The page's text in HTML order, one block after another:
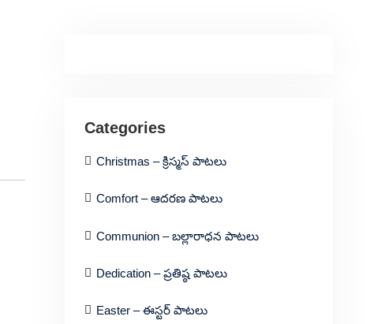
Categories
Christmas – క్రిస్మస్ పాటలు
Comfort – ఆదరణ పాటలు
Communion – బల్లారాధన పాటలు
Dedication – ప్రతిష్ఠ పాటలు
Easter – ఈస్టర్ పాటలు